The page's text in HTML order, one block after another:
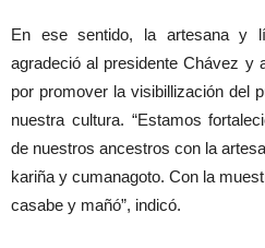
En ese sentido, la artesana y
agradeció al presidente Chávez y
por promover la visibillización del
nuestra cultura. “Estamos
de nuestros ancestros con la
kariña y cumanagoto. Con la
casabe y mañó”, indicó.